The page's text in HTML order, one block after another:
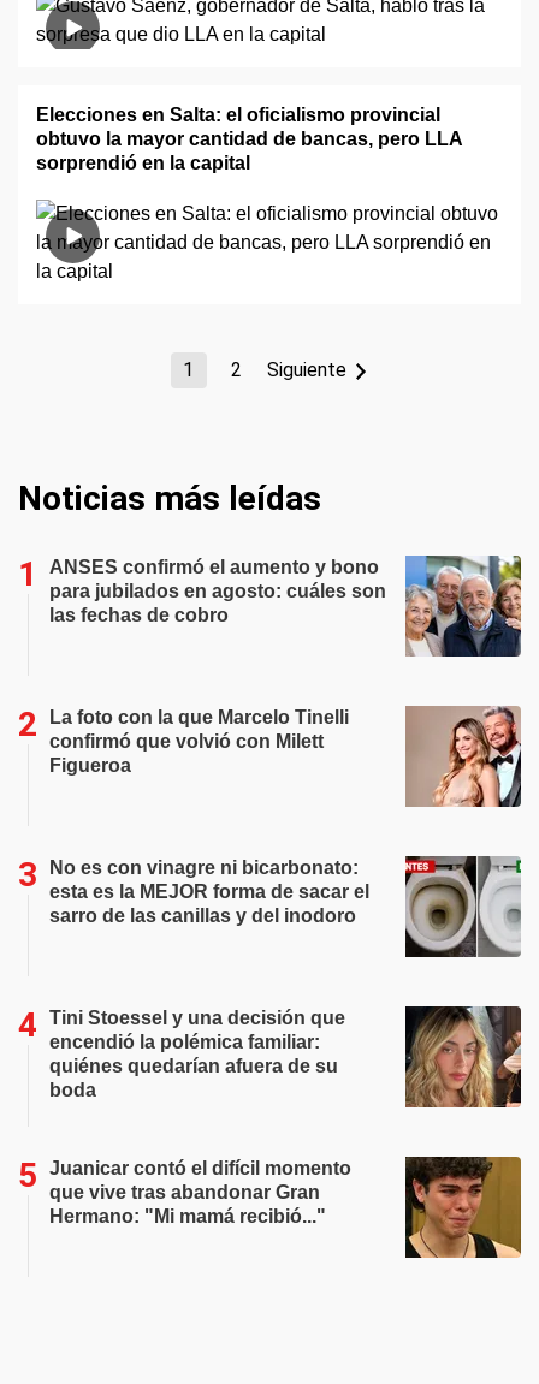
Elecciones en Salta: el oficialismo provincial
obtuvo la mayor cantidad de bancas, pero LLA
sorprendió en la capital
1 2 Siguiente
Noticias más leídas
ANSES confirmó el aumento y bono
para jubilados en agosto: cuáles son
las fechas de cobro
La foto con la que Marcelo Tinelli
confirmó que volvió con Milett
Figueroa
No es con vinagre ni bicarbonato:
esta es la MEJOR forma de sacar el
sarro de las canillas y del inodoro
Tini Stoessel y una decisión que
encendió la polémica familiar:
quiénes quedarían afuera de su
boda
Juanicar contó el difícil momento
que vive tras abandonar Gran
Hermano: "Mi mamá recibió..."